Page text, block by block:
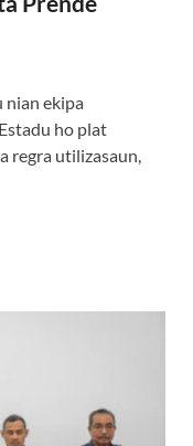
nian ekipa
ho plat
regra utilizasaun,